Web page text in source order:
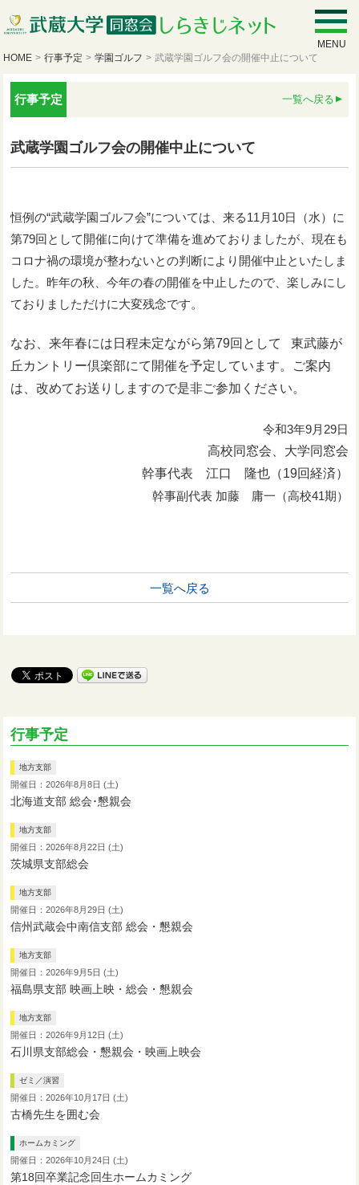
MENU
HOME > 行事予定 > 学園ゴルフ > 武蔵学園ゴルフ会の開催中止について
行事予定 一覧へ戻る
武蔵学園ゴルフ会の開催中止について
恒例の“武蔵学園ゴルフ会”については、来る11月10日（水）に
第79回として開催に向けて準備を進めておりましたが、現在も
コロナ禍の環境が整わないとの判断により開催中止といたしま
した。昨年の秋、今年の春の開催を中止したので、楽しみにし
ておりましただけに大変残念です。
なお、来年春には日程未定ながら第79回として 東武藤が
丘カントリー倶楽部にて開催を予定しています。ご案内
は、改めてお送りしますので是非ご参加ください。
令和3年9月29日
高校同窓会、大学同窓会
幹事代表 江口 隆也（19回経済）
幹事副代表 加藤 庸一（高校41期）
一覧へ戻る
行事予定
地方支部
開催日：2026年8月8日 (土)
北海道支部 総会･懇親会
地方支部
開催日：2026年8月22日 (土)
茨城県支部総会
地方支部
開催日：2026年8月29日 (土)
信州武蔵会中南信支部 総会・懇親会
地方支部
開催日：2026年9月5日 (土)
福島県支部 映画上映・総会・懇親会
地方支部
開催日：2026年9月12日 (土)
石川県支部総会・懇親会・映画上映会
ゼミ／演習
開催日：2026年10月17日 (土)
古橋先生を囲む会
ホームカミング
開催日：2026年10月24日 (土)
第18回卒業記念回生ホームカミング